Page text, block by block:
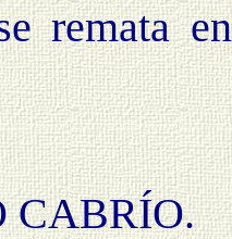
remata